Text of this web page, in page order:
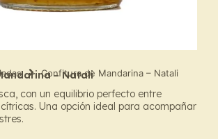
Confitura de Mandarina – Natali
– Natali
con un equilibrio perfecto entre
Una opción ideal para acompañar